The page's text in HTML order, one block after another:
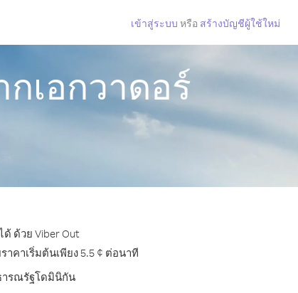
เข้าสู่ระบบ หรือ สร้างบัญชีผู้ใช้ใหม่
เอกวาดอร์
ด้วย Viber Out
คาเริ่มต้นเพียง 5.5 ¢ ต่อนาที
ารณรัฐโดมินิกัน